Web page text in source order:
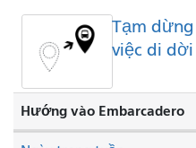
Tạm dừng
việc di dời
Hướng vào Embarcadero